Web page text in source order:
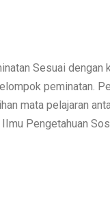
Sesuai
peminatan.
mata pelajaran
Pengetahuan